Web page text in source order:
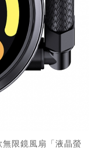
限鏡風扇「液晶螢